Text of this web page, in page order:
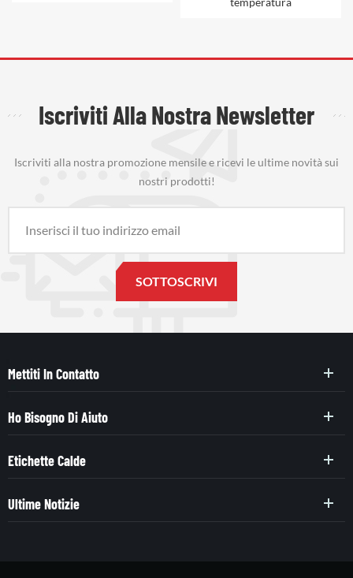
Iscriviti Alla Nostra Newsletter
Iscriviti alla nostra promozione mensile e ricevi le ultime novità sui
nostri prodotti!
Mettiti In Contatto
Ho Bisogno Di Aiuto
Etichette Calde
Ultime Notizie